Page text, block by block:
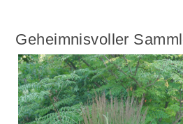
Geheimnisvoller